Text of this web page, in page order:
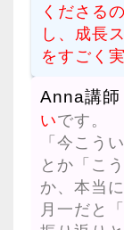
くださる
し、成長
をすごく
Anna講師
いです。
「今こう
とか「こ
か、本当
月一だと